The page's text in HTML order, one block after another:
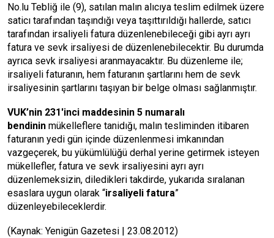
No.lu Tebliğ ile (9), satılan malın alıcıya teslim edilmek üzere
saticı tarafından taşındığı veya taşıttırıldığı hallerde, satıcı
tarafından irsaliyeli fatura düzenlenebileceği gibi ayrı ayrı
fatura ve sevk irsaliyesi de düzenlenebilecektir. Bu durumda
ayrıca sevk irsaliyesi aranmayacaktır. Bu düzenleme ile;
irsaliyeli faturanın, hem faturanın şartlarını hem de sevk
irsaliyesinin şartlarını taşıyan bir belge olması sağlanmıştır.
VUK’nin 231'inci maddesinin 5 numaralı
bendinin mükelleflere tanidığı, malın tesliminden itibaren
faturanın yedi gün içinde düzenlenmesi imkanından
vazgeçerek, bu yükümlülüğü derhal yerine getirmek isteyen
mükellefler, fatura ve sevk irsaliyesini ayrı ayrı
düzenlemeksizin, diledikleri takdirde, yukarıda sıralanan
esaslara uygun olarak “irsaliyeli fatura”
düzenleyebileceklerdir.
(Kaynak: Yenigün Gazetesi | 23.08.2012)